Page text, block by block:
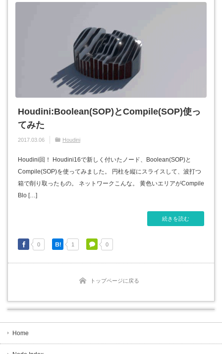
Houdini:Boolean(SOP)とCompile(SOP)使っ
てみた
2017.03.06 Houdini
Houdini回！ Houdini16で新しく付いたノード、Boolean(SOP)と
Compile(SOP)を使ってみました。 円柱を縦にスライスして、波打つ
箱で削り取ったもの。 ネットワークこんな。 黄色いエリアがCompile
Blo […]
続きを読む
0 1 0
トップページに戻る
Home